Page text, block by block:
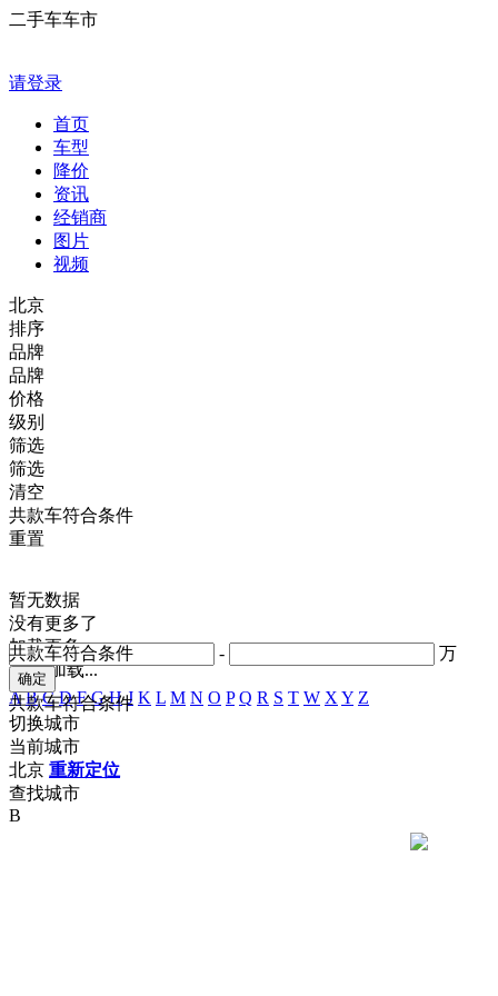
二手车车市
请登录
首页
车型
降价
资讯
经销商
图片
视频
北京
排序
品牌
品牌
价格
- 万
共款车符合条件
级别
共款车符合条件
筛选
筛选
清空
共款车符合条件
重置
暂无数据
没有更多了
加载更多
正在加载...
A B C D F G H J K L M N O P Q R S T W X Y Z
切换城市
当前城市
北京 重新定位
查找城市
B